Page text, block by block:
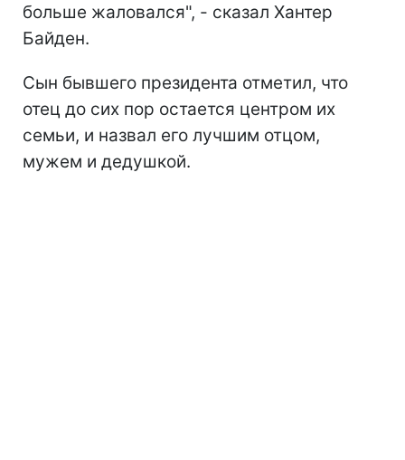
больше жаловался", - сказал Хантер
Байден.
Сын бывшего президента отметил, что
отец до сих пор остается центром их
семьи, и назвал его лучшим отцом,
мужем и дедушкой.